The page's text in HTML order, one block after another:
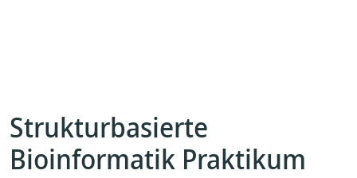
Strukturbasierte
Bioinformatik Praktikum